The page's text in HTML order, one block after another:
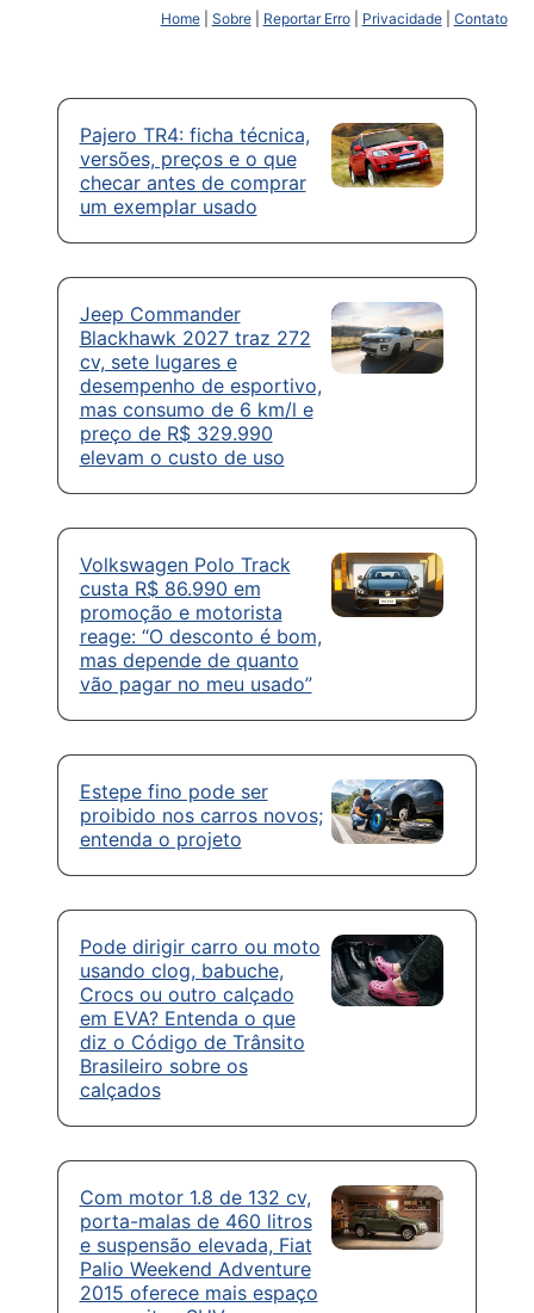
Home| Sobre| Reportar Erro| Privacidade| Contato
Pajero TR4: ficha técnica,
versões, preços e o que
checar antes de comprar
um exemplar usado
Jeep Commander
Blackhawk 2027 traz 272
cv, sete lugares e
desempenho de esportivo,
mas consumo de 6 km/l e
preço de R$ 329.990
elevam o custo de uso
Volkswagen Polo Track
custa R$ 86.990 em
promoção e motorista
reage: “O desconto é bom,
mas depende de quanto
vão pagar no meu usado”
Estepe fino pode ser
proibido nos carros novos;
entenda o projeto
Pode dirigir carro ou moto
usando clog, babuche,
Crocs ou outro calçado
em EVA? Entenda o que
diz o Código de Trânsito
Brasileiro sobre os
calçados
Com motor 1.8 de 132 cv,
porta-malas de 460 litros
e suspensão elevada, Fiat
Palio Weekend Adventure
2015 oferece mais espaço